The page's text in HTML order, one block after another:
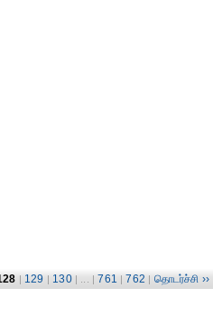
| 129 | 130 | ... | 761 | 762 | தொடர்ச்சி ››